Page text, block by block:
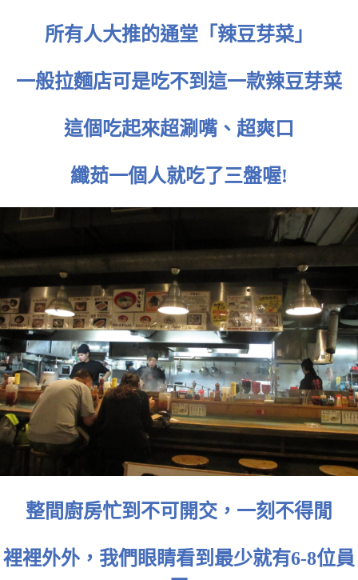
所有人大推的通堂「辣豆芽菜」
一般拉麵店可是吃不到這一款辣豆芽菜
這個吃起來超涮嘴、超爽口
纖茹一個人就吃了三盤喔!
整間廚房忙到不可開交，一刻不得閒
裡裡外外，我們眼睛看到最少就有6-8位員